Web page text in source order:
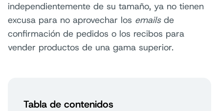
independientemente de su tamaño, ya no tienen
excusa para no aprovechar los emailsde
confirmación de pedidos o los recibos para
vender productos de una gama superior.
Tabla de contenidos